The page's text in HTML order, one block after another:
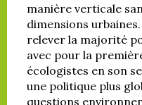
manière verticale
dimensions urbaines.
relever la majorité
avec pour la
écologistes en son
une politique plus
questions